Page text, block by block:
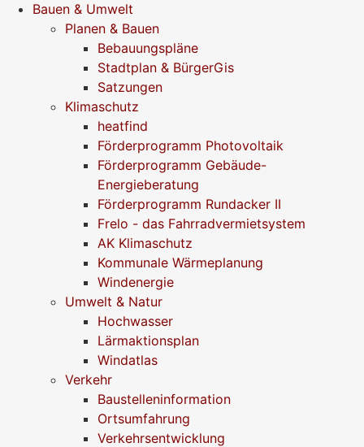
Bauen & Umwelt
Planen & Bauen
Bebauungspläne
Stadtplan & BürgerGis
Satzungen
Klimaschutz
heatfind
Förderprogramm Photovoltaik
Förderprogramm Gebäude-
Energieberatung
Förderprogramm Rundacker II
Frelo - das Fahrradvermietsystem
AK Klimaschutz
Kommunale Wärmeplanung
Windenergie
Umwelt & Natur
Hochwasser
Lärmaktionsplan
Windatlas
Verkehr
Baustelleninformation
Ortsumfahrung
Verkehrsentwicklung